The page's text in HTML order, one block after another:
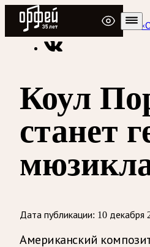
Радио Орфей
Радио классической музыки
Коул
станет
Дата публикации: 10 декабря
Американский